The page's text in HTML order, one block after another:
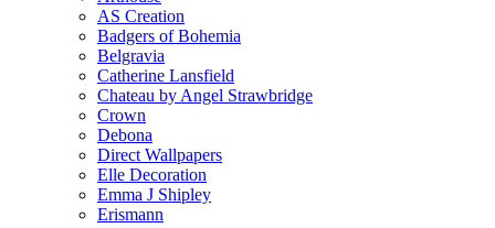
AS Creation
Badgers of Bohemia
Belgravia
Catherine Lansfield
Chateau by Angel Strawbridge
Crown
Debona
Direct Wallpapers
Elle Decoration
Emma J Shipley
Erismann